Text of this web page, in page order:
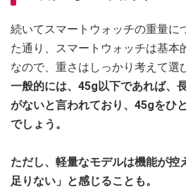
続いてスマートウォッチの重量に
た通り、スマートウォッチは基本
なので、重さはしっかり考えて選
一般的には、45g以下であれば、
がないと言われており、45gをひ
でしょう。
ただし、軽量なモデルは機能が控
足りない」と感じることも。